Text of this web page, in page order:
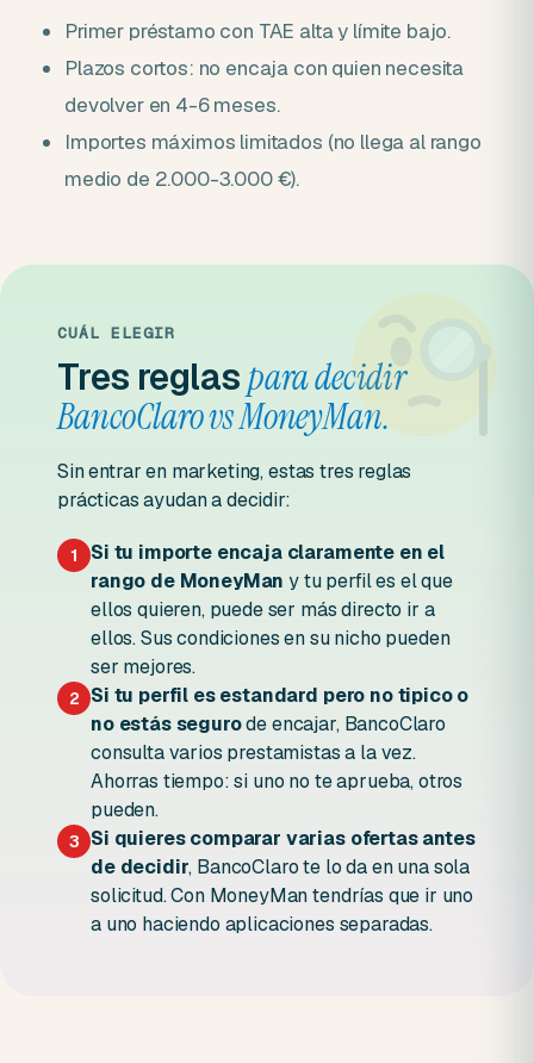
Primer préstamo con TAE alta y límite bajo.
Plazos cortos: no encaja con quien necesita
devolver en 4-6 meses.
Importes máximos limitados (no llega al rango
medio de 2.000-3.000 €).
CUÁL ELEGIR
Tres reglaspara decidir
BancoClaro vs MoneyMan.
Sin entrar en marketing, estas tres reglas
prácticas ayudan a decidir:
1
Si tu importe encaja claramente en el
rango de MoneyMan y tu perfil es el que
ellos quieren, puede ser más directo ir a
ellos. Sus condiciones en su nicho pueden
ser mejores.
2
Si tu perfil es estandard pero no tipico o
no estás segurode encajar, BancoClaro
consulta varios prestamistas a la vez.
Ahorras tiempo: si uno no te aprueba, otros
pueden.
3
Si quieres comparar varias ofertas antes
de decidir, BancoClaro te lo da en una sola
solicitud. Con MoneyMan tendrías que ir uno
a uno haciendo aplicaciones separadas.